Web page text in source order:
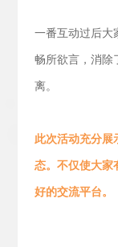
一番互动过后大
畅所欲言，消除
离。
此次活动充分展
态。 不仅使大家
好的交流平台。